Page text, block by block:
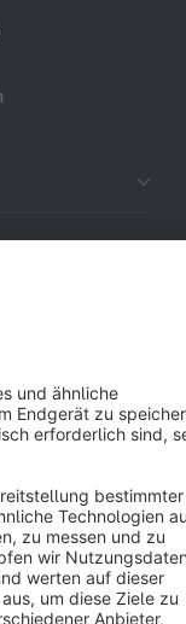
Legal notice